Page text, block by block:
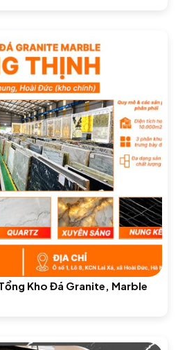
Kho Đá Granite, Marble